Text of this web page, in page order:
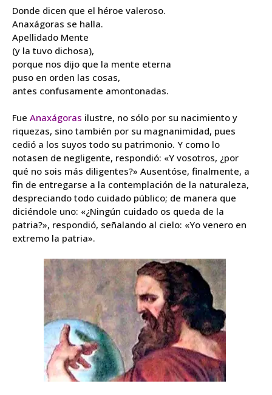
Donde dicen que el héroe valeroso.
Anaxágoras se halla.
Apellidado Mente
(y la tuvo dichosa),
porque nos dijo que la mente eterna
puso en orden las cosas,
antes confusamente amontonadas.
Fue Anaxágoras ilustre, no sólo por su nacimiento y
riquezas, sino también por su magnanimidad, pues
cedió a los suyos todo su patrimonio. Y como lo
notasen de negligente, respondió: «Y vosotros, ¿por
qué no sois más diligentes?» Ausentóse, finalmente, a
fin de entregarse a la contemplación de la naturaleza,
despreciando todo cuidado público; de manera que
diciéndole uno: «¿Ningún cuidado os queda de la
patria?», respondió, señalando al cielo: «Yo venero en
extremo la patria».